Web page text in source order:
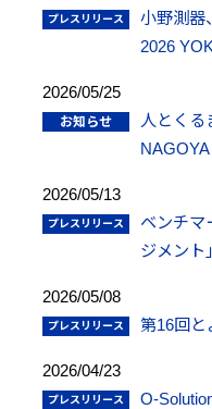
小野測器
2026
2026/05/25
人とくる
NAGOYA
2026/05/13
ベンチマ
ジメント
2026/05/08
第16回と
2026/04/23
O-